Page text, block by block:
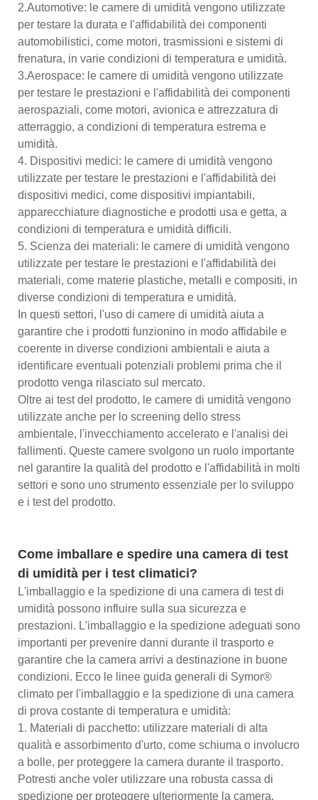
2.Automotive: le camere di umidità vengono utilizzate
per testare la durata e l'affidabilità dei componenti
automobilistici, come motori, trasmissioni e sistemi di
frenatura, in varie condizioni di temperatura e umidità.
3.Aerospace: le camere di umidità vengono utilizzate
per testare le prestazioni e l'affidabilità dei componenti
aerospaziali, come motori, avionica e attrezzatura di
atterraggio, a condizioni di temperatura estrema e
umidità.
4. Dispositivi medici: le camere di umidità vengono
utilizzate per testare le prestazioni e l'affidabilità dei
dispositivi medici, come dispositivi impiantabili,
apparecchiature diagnostiche e prodotti usa e getta, a
condizioni di temperatura e umidità difficili.
5. Scienza dei materiali: le camere di umidità vengono
utilizzate per testare le prestazioni e l'affidabilità dei
materiali, come materie plastiche, metalli e compositi, in
diverse condizioni di temperatura e umidità.
In questi settori, l'uso di camere di umidità aiuta a
garantire che i prodotti funzionino in modo affidabile e
coerente in diverse condizioni ambientali e aiuta a
identificare eventuali potenziali problemi prima che il
prodotto venga rilasciato sul mercato.
Oltre ai test del prodotto, le camere di umidità vengono
utilizzate anche per lo screening dello stress
ambientale, l'invecchiamento accelerato e l'analisi dei
fallimenti. Queste camere svolgono un ruolo importante
nel garantire la qualità del prodotto e l'affidabilità in molti
settori e sono uno strumento essenziale per lo sviluppo
e i test del prodotto.
Come imballare e spedire una camera di test
di umidità per i test climatici?
L'imballaggio e la spedizione di una camera di test di
umidità possono influire sulla sua sicurezza e
prestazioni. L'imballaggio e la spedizione adeguati sono
importanti per prevenire danni durante il trasporto e
garantire che la camera arrivi a destinazione in buone
condizioni. Ecco le linee guida generali di Symor®
climato per l'imballaggio e la spedizione di una camera
di prova costante di temperatura e umidità:
1. Materiali di pacchetto: utilizzare materiali di alta
qualità e assorbimento d'urto, come schiuma o involucro
a bolle, per proteggere la camera durante il trasporto.
Potresti anche voler utilizzare una robusta cassa di
spedizione per proteggere ulteriormente la camera.